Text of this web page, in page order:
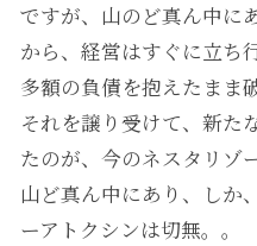
ですが、山のど真ん中に
から、経営はすぐに立ち
多額の負債を抱えたまま
それを譲り受けて、新た
たのが、今のネスタリゾ
山ど真ん中にあり、しか
ーアトクシンは切無。。